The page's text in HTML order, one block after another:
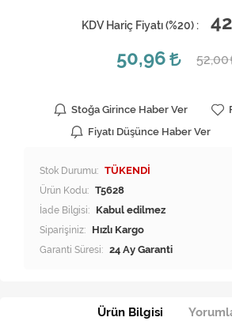
KDV Hariç Fiyatı (%20) :
50,96
52,00
Stoğa Girince Haber Ver
Fiyatı Düşünce Haber Ver
Stok Durumu: TÜKENDİ
Ürün Kodu: T5628
İade Bilgisi:
Siparişiniz: Hızlı Kargo
Garanti Süresi: 24 Ay Garanti
Ürün Bilgisi